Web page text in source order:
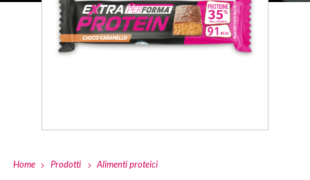
Home Prodotti Alimenti proteici